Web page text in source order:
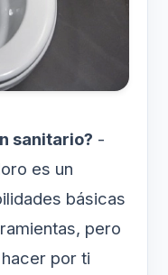
sanitario? -
es un
básicas
pero
por ti